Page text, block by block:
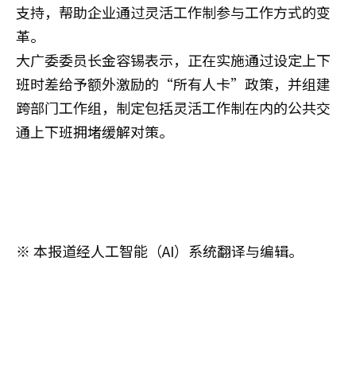
支持，帮助企业通过灵活工作制参与工作方式的变
革。
大广委委员长金容锡表示，正在实施通过设定上下
班时差给予额外激励的“所有人卡”政策，并组建
跨部门工作组，制定包括灵活工作制在内的公共交
通上下班拥堵缓解对策。
※ 本报道经人工智能（AI）系统翻译与编辑。